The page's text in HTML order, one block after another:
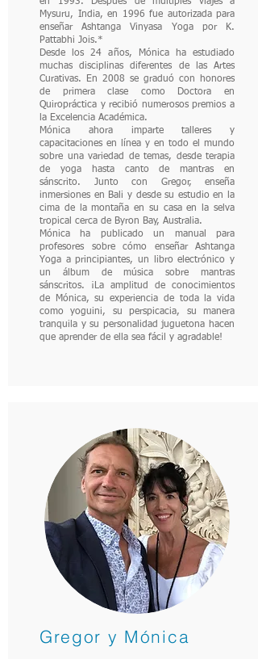
Mysuru, India, en 1996 fue autorizada para
enseñar Ashtanga Vinyasa Yoga por K.
Pattabhi Jois.*
Desde los 24 años, Mónica ha estudiado
muchas disciplinas diferentes de las Artes
Curativas. En 2008 se graduó con honores
de primera clase como Doctora en
Quiropráctica y recibió numerosos premios a
la Excelencia Académica.
Mónica ahora imparte talleres y
capacitaciones en línea y en todo el mundo
sobre una variedad de temas, desde terapia
de yoga hasta canto de mantras en
sánscrito. Junto con Gregor, enseña
inmersiones en Bali y desde su estudio en la
cima de la montaña en su casa en la selva
tropical cerca de Byron Bay, Australia.
Mónica ha publicado un manual para
profesores sobre cómo enseñar Ashtanga
Yoga a principiantes, un libro electrónico y
un álbum de música sobre mantras
sánscritos. ¡La amplitud de conocimientos
de Mónica, su experiencia de toda la vida
como yoguini, su perspicacia, su manera
tranquila y su personalidad juguetona hacen
que aprender de ella sea fácil y agradable!
Gregor y Mónica